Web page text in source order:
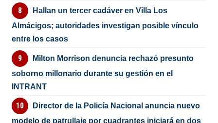
Hallan un tercer cadáver en Villa Los
Almácigos; autoridades investigan posible vínculo
entre los casos
Milton Morrison denuncia rechazó presunto
soborno millonario durante su gestión en el
INTRANT
Director de la Policía Nacional anuncia nuevo
modelo de patrullaje por cuadrantes iniciará en dos